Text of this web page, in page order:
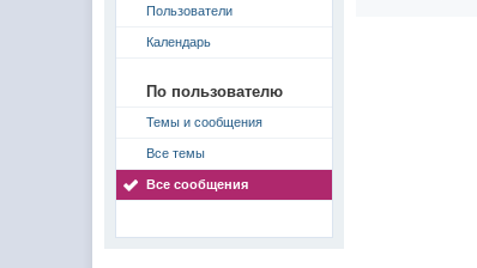
Пользователи
Календарь
По пользователю
Темы и сообщения
Все темы
Все сообщения